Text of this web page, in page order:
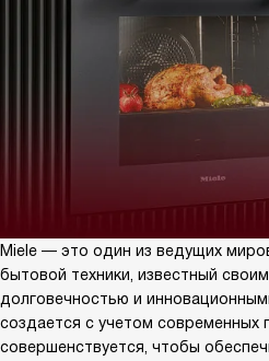
Miele — это один из ведущих
бытовой техники, известный
долговечностью и
создается с учетом современных
совершенствуется, чтобы